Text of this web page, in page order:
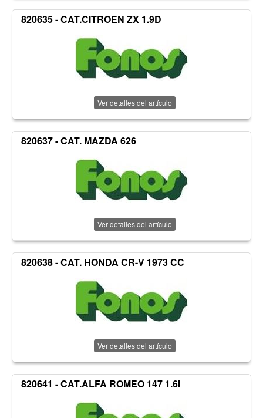
820635 - CAT.CITROEN ZX 1.9D
Ver detalles del artículo
820637 - CAT. MAZDA 626
Ver detalles del artículo
820638 - CAT. HONDA CR-V 1973 CC
Ver detalles del artículo
820641 - CAT.ALFA ROMEO 147 1.6I